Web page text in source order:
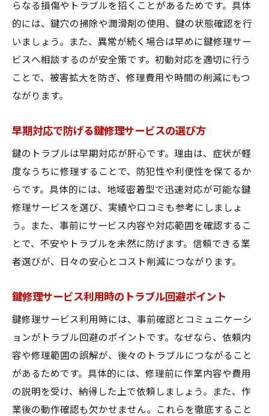
らなる損傷やトラブルを招くことがあるためです。具体
的には、鍵穴の掃除や潤滑剤の使用、鍵の状態確認を行
いましょう。また、異常が続く場合は早めに鍵修理サー
ビスへ相談するのが安全策です。初動対応を適切に行う
ことで、被害拡大を防ぎ、修理費用や時間の削減にもつ
ながります。
早期対応で防げる鍵修理サービスの選び方
鍵のトラブルは早期対応が肝心です。理由は、症状が軽
度なうちに修理することで、防犯性や利便性を保てるか
らです。具体的には、地域密着型で迅速対応が可能な鍵
修理サービスを選び、実績や口コミも参考にしましょ
う。また、事前にサービス内容や対応範囲を確認するこ
とで、不安やトラブルを未然に防げます。信頼できる業
者選びが、日々の安心とコスト削減につながります。
鍵修理サービス利用時のトラブル回避ポイント
鍵修理サービス利用時には、事前確認とコミュニケーシ
ョンがトラブル回避のポイントです。なぜなら、依頼内
容や修理範囲の誤解が、後々のトラブルにつながること
があるためです。具体的には、修理前に作業内容や費用
の説明を受け、納得した上で依頼しましょう。また、作
業後の動作確認も欠かせません。これらを徹底すること